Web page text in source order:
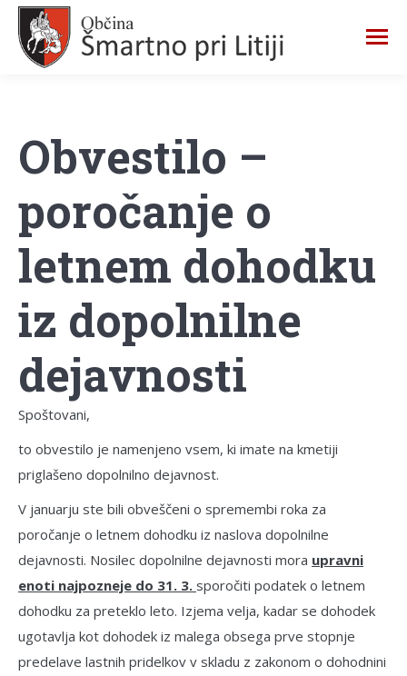
Obvestilo –
poročanje o
letnem dohodku
iz dopolnilne
dejavnosti
Spoštovani,
to obvestilo je namenjeno vsem, ki imate na kmetiji
priglašeno dopolnilno dejavnost.
V januarju ste bili obveščeni o spremembi roka za
poročanje o letnem dohodku iz naslova dopolnilne
dejavnosti. Nosilec dopolnilne dejavnosti mora upravni
enoti najpozneje do 31. 3. sporočiti podatek o letnem
dohodku za preteklo leto. Izjema velja, kadar se dohodek
ugotavlja kot dohodek iz malega obsega prve stopnje
predelave lastnih pridelkov v skladu z zakonom o dohodnini